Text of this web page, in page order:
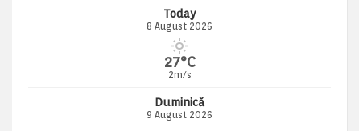
Today
8 August 2026
27°C
2m/s
Duminică
9 August 2026